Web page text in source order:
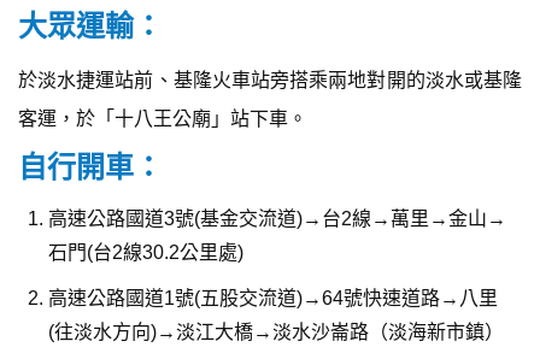
大眾運輸：
於淡水捷運站前、基隆火車站旁搭乘兩地對開的淡水或基隆
客運，於「十八王公廟」站下車。
自行開車：
高速公路國道3號(基金交流道)→台2線→萬里→金山→
石門(台2線30.2公里處)
高速公路國道1號(五股交流道)→64號快速道路→八里
(往淡水方向)→淡江大橋→淡水沙崙路（淡海新市鎮）